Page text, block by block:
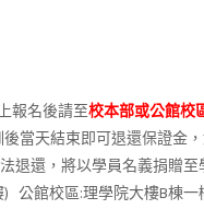
報名後請至校本部或公館校
當天結束即可退還保證金
退還，將以學員名義捐贈至
公館校區:理學院大樓B棟一